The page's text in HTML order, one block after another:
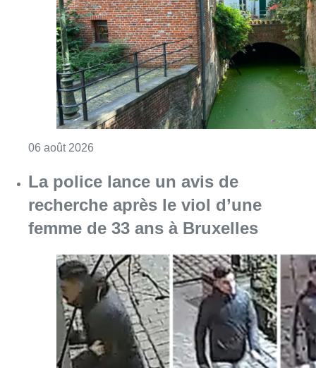
06 août 2026
La police lance un avis de
recherche après le viol d’une
femme de 33 ans à Bruxelles